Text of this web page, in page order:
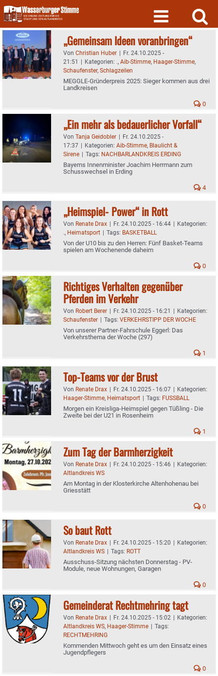
Skip
to
content
„Gemeinsam Ideen voranbringen“
Von Christian Huber | Fr. 24.10.2025 -
21:51 | Kategorien: ., Aib-Stimme, Haager-Stimme,
Schaufenster, Schlagzeilen
MEGGLE-Gründerpreis 2025: Sieger kommen aus drei
Landkreisen
0
„Ein mehr als bedauerlicher Vorfall“
Von Tanja Geidobler | Fr. 24.10.2025 -
17:37 | Kategorien: Aib-Stimme, Blaulicht &
Sirene | Tags: NACHBARLANDKREIS ERDING
Bayerns Innenminister Joachim Herrmann zum
Schusswechsel in Erding
4
„Heimspiel‐Power“ in Rott
Von Renate Drax | Fr. 24.10.2025 - 16:44 | Kategorien:
., Heimatsport | Tags: BASKETBALL
Von der U10 bis zu den Herren: Fünf Basket-Teams
spielen am Wochenende daheim
0
Richtiges Verhalten gegenüber
Pferden im Verkehr
Von Robert Berer | Fr. 24.10.2025 - 16:21 | Kategorien:
Schaufenster | Tags: VERKEHRSTIPP DER WOCHE
Von unserer Partner-Fahrschule Eggerl: Das
Verkehrsthema der Woche (297)
1
Top-Teams vor der Brust
Von Renate Drax | Fr. 24.10.2025 - 16:07 | Kategorien:
Haager-Stimme, Heimatsport | Tags: FUSSBALL
Morgen ein Kreisliga-Heimspiel gegen Tüßling - Die
Zweite bei der U21 in Rosenheim
1
Zum Tag der Barmherzigkeit
Von Renate Drax | Fr. 24.10.2025 - 15:46 | Kategorien:
Altlandkreis WS
Am Montag in der Klosterkirche Altenhohenau bei
Griesstätt
0
So baut Rott
Von Renate Drax | Fr. 24.10.2025 - 15:20 | Kategorien:
Altlandkreis WS | Tags: ROTT
Ausschuss-Sitzung nächsten Donnerstag - PV-
Module, neue Wohnungen, Garagen
0
Gemeinderat Rechtmehring tagt
Von Renate Drax | Fr. 24.10.2025 - 15:02 | Kategorien:
Altlandkreis WS, Haager-Stimme | Tags:
RECHTMEHRING
Kommenden Mittwoch geht es um den Einsatz eines
Jugendpflegers
0